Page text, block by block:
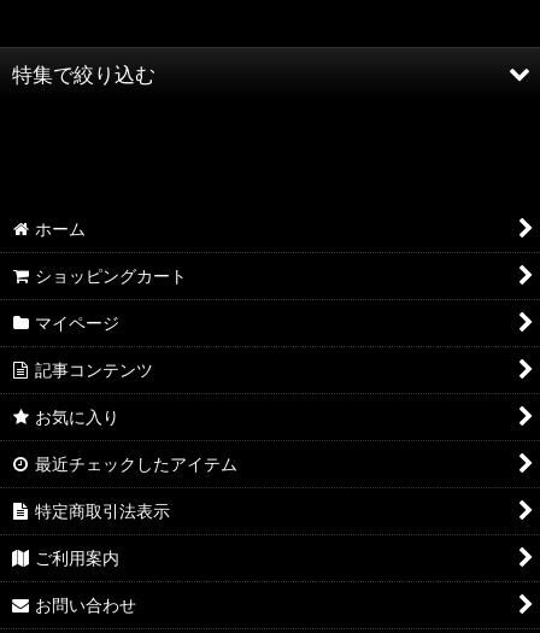
並び順 :
特集で絞り込む
AQP2.0 その他
YUZ3.0 SSP/SP/SR
YUZ3.0 KR/R
YUZ3.0 U/C
YUZ3.0 その他
NEX3.0 SSP/SP/SR
NEX3.0 KR/R
ホーム
ショッピングカート
マイページ
記事コンテンツ
お気に入り
最近チェックしたアイテム
特定商取引法表示
ご利用案内
お問い合わせ